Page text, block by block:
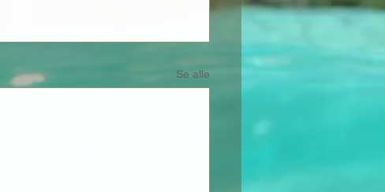
Se alle